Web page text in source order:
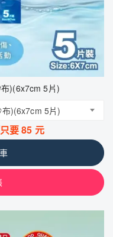
)(6x7cm 5片)
)(6x7cm 5片)
要85 元